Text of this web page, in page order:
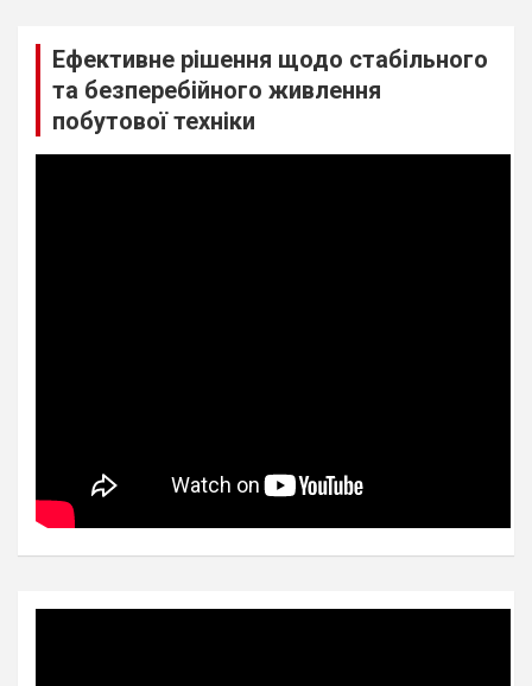
Ефективне рішення щодо стабільного
та безперебійного живлення
побутової техніки